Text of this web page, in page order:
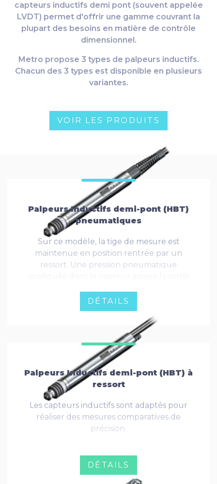
capteurs inductifs demi pont (souvent appelée
LVDT) permet d'offrir une gamme couvrant la
plupart des besoins en matière de contrôle
dimensionnel.
Metro propose 3 types de palpeurs inductifs.
Chacun des 3 types est disponible en plusieurs
variantes.
VOIR LES PRODUITS
Palpeurs Inductifs demi-pont (HBT)
pneumatiques
Sur ce modèle, la tige de mesure est
maintenue en position rentrée par un
ressort. Une pression pneumatique
avec la pièce à mesurer. Cette variante
permet une économie de place importante,
ainsi qu'une réduction du coût en cas
d'utilisation sur machine.
DÉTAILS
Palpeurs Inductifs demi-pont (HBT) à
ressort
Les capteurs inductifs sont adaptés pour
réaliser des mesures comparatives de
précision.
robustes. Ils sont utilisés dans des
DÉTAILS